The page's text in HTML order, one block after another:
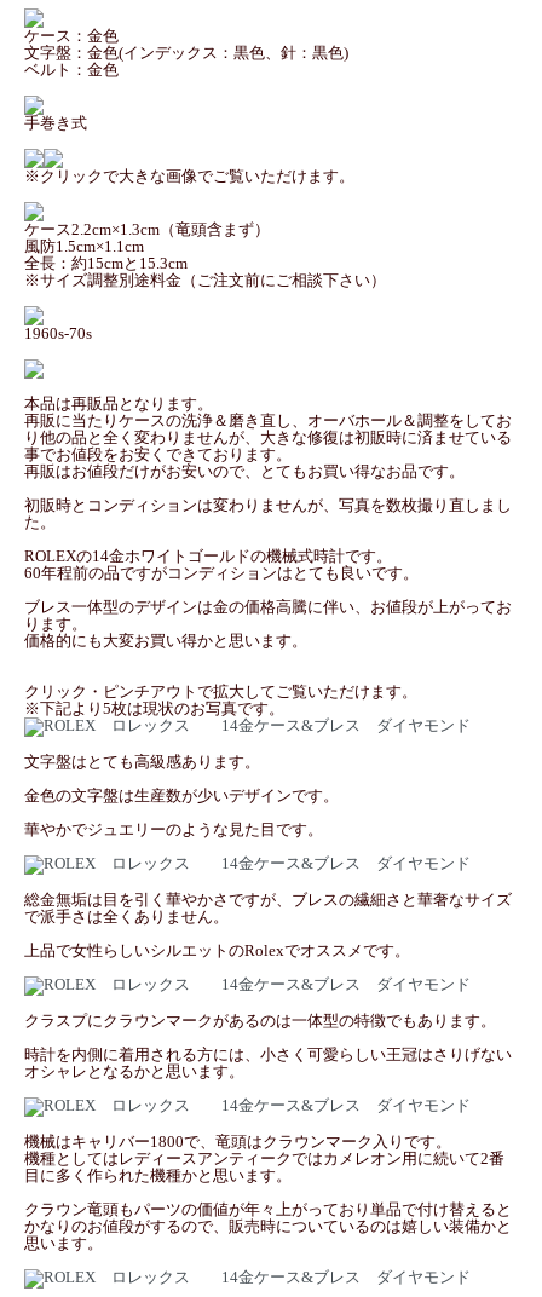
ケース：金色
文字盤：金色(インデックス：黒色、針：黒色)
ベルト：金色
手巻き式
※クリックで大きな画像でご覧いただけます。
ケース2.2cm×1.3cm（竜頭含まず）
風防1.5cm×1.1cm
全長：約15cmと15.3cm
※サイズ調整別途料金（ご注文前にご相談下さい）
1960s-70s
本品は再販品となります。
再販に当たりケースの洗浄＆磨き直し、オーバホール＆調整をしてお
り他の品と全く変わりませんが、大きな修復は初販時に済ませている
事でお値段をお安くできております。
再販はお値段だけがお安いので、とてもお買い得なお品です。
初販時とコンディションは変わりませんが、写真を数枚撮り直しまし
た。
ROLEXの14金ホワイトゴールドの機械式時計です。
60年程前の品ですがコンディションはとても良いです。
ブレス一体型のデザインは金の価格高騰に伴い、お値段が上がってお
ります。
価格的にも大変お買い得かと思います。
クリック・ピンチアウトで拡大してご覧いただけます。
※下記より5枚は現状のお写真です。
文字盤はとても高級感あります。
金色の文字盤は生産数が少いデザインです。
華やかでジュエリーのような見た目です。
総金無垢は目を引く華やかさですが、ブレスの繊細さと華奢なサイズ
で派手さは全くありません。
上品で女性らしいシルエットのRolexでオススメです。
クラスプにクラウンマークがあるのは一体型の特徴でもあります。
時計を内側に着用される方には、小さく可愛らしい王冠はさりげない
オシャレとなるかと思います。
機械はキャリバー1800で、竜頭はクラウンマーク入りです。
機種としてはレディースアンティークではカメレオン用に続いて2番
目に多く作られた機種かと思います。
クラウン竜頭もパーツの価値が年々上がっており単品で付け替えると
かなりのお値段がするので、販売時についているのは嬉しい装備かと
思います。